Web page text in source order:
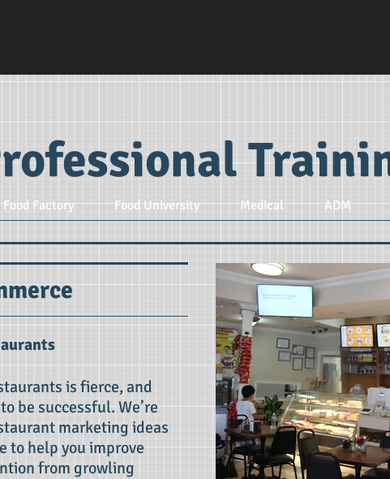
Food Factory Food University Medical ADM
is fierce, and
be successful. We’re
marketing ideas
to help you improve
from growling